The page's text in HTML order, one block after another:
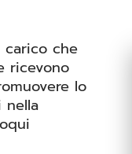
carico che
ricevono
lo
nella